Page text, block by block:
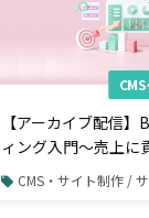
CMS
【アーカイブ配信
ィング入門～売上に
CMS・サイト制作 / サ